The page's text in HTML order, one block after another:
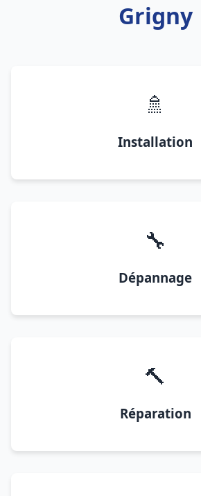
Grigny
🚿
Installation
🔧
Dépannage
🔨
Réparation